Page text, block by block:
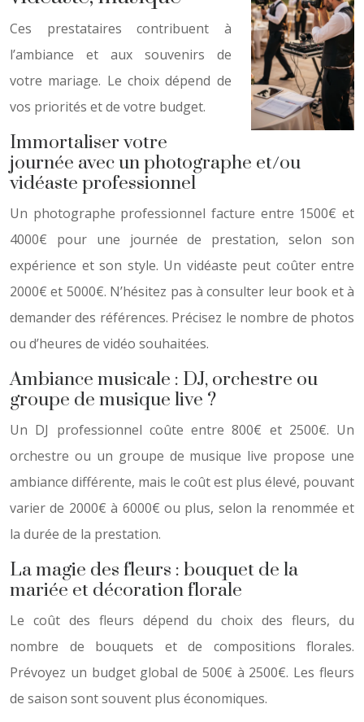
Ces prestataires contribuent à
l’ambiance et aux souvenirs de
votre mariage. Le choix dépend de
vos priorités et de votre budget.
Immortaliser votre
journée avec un photographe et/ou
vidéaste professionnel
Un photographe professionnel facture entre 1500€ et
4000€ pour une journée de prestation, selon son
expérience et son style. Un vidéaste peut coûter entre
2000€ et 5000€. N’hésitez pas à consulter leur book et à
demander des références. Précisez le nombre de photos
ou d’heures de vidéo souhaitées.
Ambiance musicale : DJ, orchestre ou
groupe de musique live ?
Un DJ professionnel coûte entre 800€ et 2500€. Un
orchestre ou un groupe de musique live propose une
ambiance différente, mais le coût est plus élevé, pouvant
varier de 2000€ à 6000€ ou plus, selon la renommée et
la durée de la prestation.
La magie des fleurs : bouquet de la
mariée et décoration florale
Le coût des fleurs dépend du choix des fleurs, du
nombre de bouquets et de compositions florales.
Prévoyez un budget global de 500€ à 2500€. Les fleurs
de saison sont souvent plus économiques.